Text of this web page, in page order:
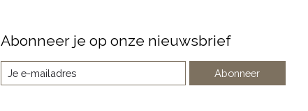
Abonneer je op onze nieuwsbrief
Abonneer